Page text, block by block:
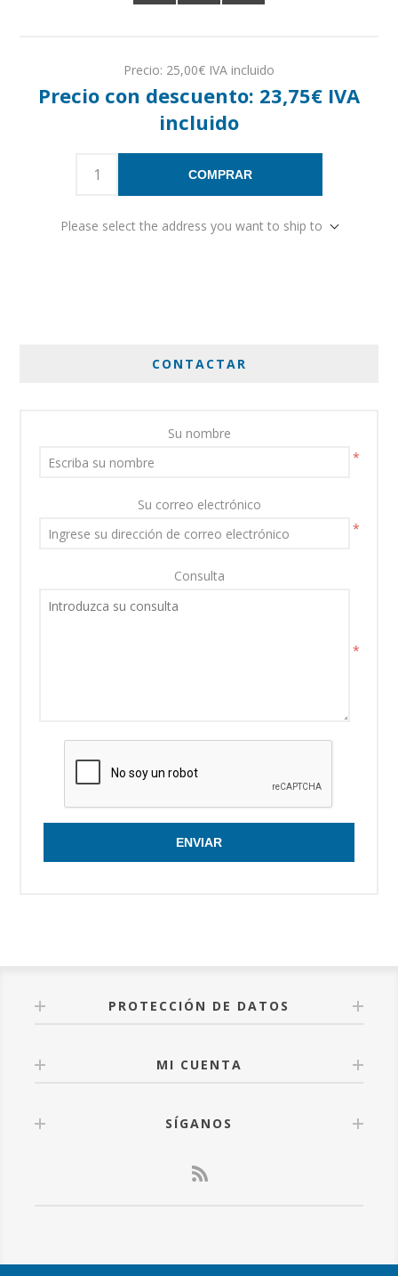
Precio: 25,00€ IVA incluido
Precio con descuento: 23,75€ IVA
incluido
COMPRAR
Please select the address you want to ship to
CONTACTAR
Su nombre
*
Su correo electrónico
*
Consulta
*
ENVIAR
PROTECCIÓN DE DATOS
MI CUENTA
SÍGANOS